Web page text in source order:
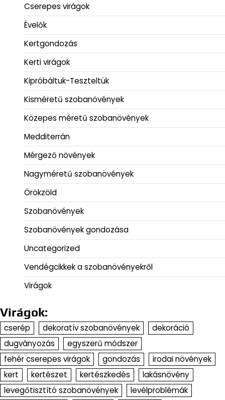
Cserepes virágok
Évelők
Kertgondozás
Kerti virágok
Kipróbáltuk-Teszteltük
Kisméretű szobanövények
Közepes méretű szobanövények
Medditerrán
Mérgező növények
Nagyméretű szobanövények
Örökzöld
Szobanövények
Szobanövények gondozása
Uncategorized
Vendégcikkek a szobanövényekről
Virágok
Virágok:
cserép dekoratív szobanövények
dekoráció
dugványozás
egyszerű módszer
fehér cserepes virágok
gondozás
irodai növények
kert
kertészet kertészkedés
lakásnövény
levegőtisztító szobanövények
levélproblémák